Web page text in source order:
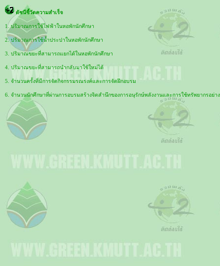
ดัชนีชี้วัดความสำเร็จ
1. ปริมาณการใช้ไฟฟ้าในหอพักนักศึกษา
2. ปริมาณการใช้น้ำประปาในหอพักนักศึกษา
3. ปริมาณขยะที่สามารถแยกได้ในหอพักนักศึกษา
4. ปริมาณขยะที่สามารถนำกลับมาใช้ใหม่ได้
5. จำนวนครั้งที่มีการจัดกิจกรรมรณรงค์และการจัดฝึกอบรม
6. จำนวนนักศึกษาที่ผ่านการอบรมสร้างจิตสำนึกของการอนุรักษ์พลังงานและการใช้ทรัพยากรอย่